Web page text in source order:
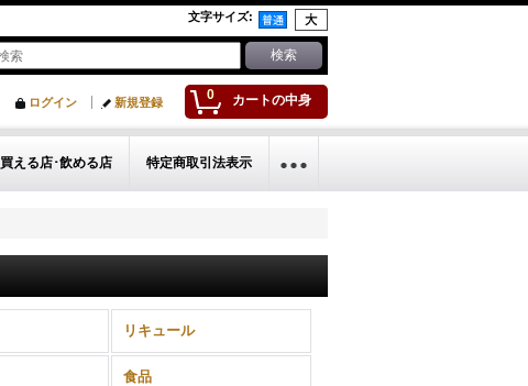
文字サイズ:
0 カートの中身
ログイン 新規登録
買える店･飲める店 特定商取引法表示
リキュール
食品